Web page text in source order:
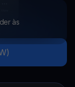
às
)